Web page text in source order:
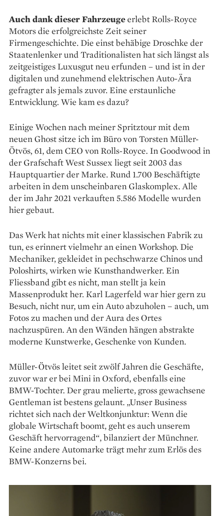
Auch dank dieser Fahrzeugeerlebt Rolls-Royce
Motors die erfolgreichste Zeit seiner
Firmengeschichte. Die einst behäbige Droschke der
Staatenlenker und Traditionalisten hat sich längst als
zeitgeistiges Luxusgut neu erfunden – und ist in der
digitalen und zunehmend elektrischen Auto-Ära
gefragter als jemals zuvor. Eine erstaunliche
Entwicklung. Wie kam es dazu?
Einige Wochen nach meiner Spritztour mit dem
neuen Ghost sitze ich im Büro von Torsten Müller-
Ötvös, 61, dem CEO von Rolls-Royce. In Goodwood in
der Grafschaft West Sussex liegt seit 2003 das
Hauptquartier der Marke. Rund 1.700 Beschäftigte
arbeiten in dem unscheinbaren Glaskomplex. Alle
der im Jahr 2021 verkauften 5.586 Modelle wurden
hier gebaut.
Das Werk hat nichts mit einer klassischen Fabrik zu
tun, es erinnert vielmehr an einen Workshop. Die
Mechaniker, gekleidet in pechschwarze Chinos und
Poloshirts, wirken wie Kunsthandwerker. Ein
Fliessband gibt es nicht, man stellt ja kein
Massenprodukt her. Karl Lagerfeld war hier gern zu
Besuch, nicht nur, um ein Auto abzuholen – auch, um
Fotos zu machen und der Aura des Ortes
nachzuspüren. An den Wänden hängen abstrakte
moderne Kunstwerke, Geschenke von Kunden.
Müller-Ötvös leitet seit zwölf Jahren die Geschäfte,
zuvor war er bei Mini in Oxford, ebenfalls eine
BMW-Tochter. Der grau melierte, gross gewachsene
Gentleman ist bestens gelaunt. „Unser Business
richtet sich nach der Weltkonjunktur: Wenn die
globale Wirtschaft boomt, geht es auch unserem
Geschäft hervorragend“, bilanziert der Münchner.
Keine andere Automarke trägt mehr zum Erlös des
BMW-Konzerns bei.